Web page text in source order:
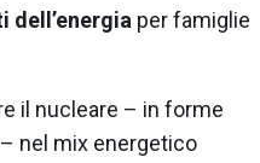
dell’energia per famiglie
il nucleare – in forme
nel mix energetico